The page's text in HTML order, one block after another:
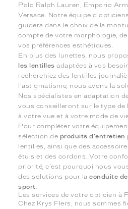
Polo Ralph Lauren, Emporio
Versace. Notre équipe
guidera dans le choix de la
compte de votre morphologie,
vos préférences esthétiques.
En plus des lunettes, nous
les lentilles adaptées à vos
recherchiez des lentilles
l'astigmatisme, nous avons la
Nos spécialistes en adaptation
vous conseilleront sur le type de
à votre vue et à votre mode de
Pour compléter votre
sélection de produits d'entretien
lentilles, ainsi que des
étuis et des cordons. Votre
priorité, c'est pourquoi nous
des solutions pour laconduite
sport.
Les services de votre opticien à
Chez Krys Flers, nous sommes